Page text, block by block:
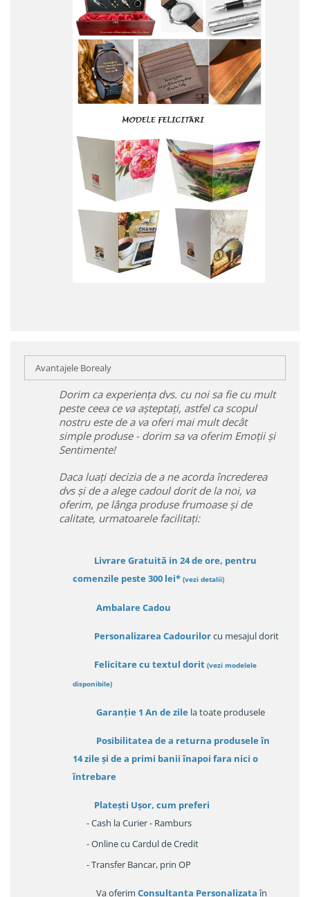
Avantajele Borealy
Dorim ca experiența dvs. cu noi sa fie cu mult
peste ceea ce va așteptați, astfel ca scopul
nostru este de a va oferi mai mult decât
simple produse - dorim sa va oferim Emoții și
Sentimente!
Daca luați decizia de a ne acorda încrederea
dvs și de a alege cadoul dorit de la noi, va
oferim, pe lânga produse frumoase și de
calitate, urmatoarele facilitați:
Livrare Gratuită in 24 de ore, pentru
comenzile peste 300 lei* (vezi detalii)
Ambalare Cadou
Personalizarea Cadourilorcu mesajul dorit
Felicitare cu textul dorit (vezi modelele
disponibile)
Garanție 1 An de zile la toate produsele
Posibilitatea de a returna produsele în
14 zileși de a primi banii înapoi fara nici o
întrebare
Platești Ușor, cum preferi
- Cash la Curier - Ramburs
- Online cu Cardul de Credit
- Transfer Bancar, prin OP
Va oferim Consultanța Personalizataîn